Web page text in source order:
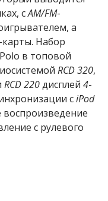
сAM/FM-
а
-карты. Набор
в топовой
RCD 320,
RCD 220дисплей 4-
сiPod
воспроизведение
с рулевого